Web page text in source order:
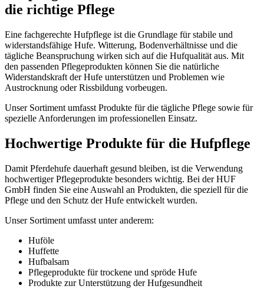
die richtige Pflege
Eine fachgerechte Hufpflege ist die Grundlage für stabile und
widerstandsfähige Hufe. Witterung, Bodenverhältnisse und die
tägliche Beanspruchung wirken sich auf die Hufqualität aus. Mit
den passenden Pflegeprodukten können Sie die natürliche
Widerstandskraft der Hufe unterstützen und Problemen wie
Austrocknung oder Rissbildung vorbeugen.
Unser Sortiment umfasst Produkte für die tägliche Pflege sowie für
spezielle Anforderungen im professionellen Einsatz.
Hochwertige Produkte für die Hufpflege
Damit Pferdehufe dauerhaft gesund bleiben, ist die Verwendung
hochwertiger Pflegeprodukte besonders wichtig. Bei der HUF
GmbH finden Sie eine Auswahl an Produkten, die speziell für die
Pflege und den Schutz der Hufe entwickelt wurden.
Unser Sortiment umfasst unter anderem:
Huföle
Huffette
Hufbalsam
Pflegeprodukte für trockene und spröde Hufe
Produkte zur Unterstützung der Hufgesundheit